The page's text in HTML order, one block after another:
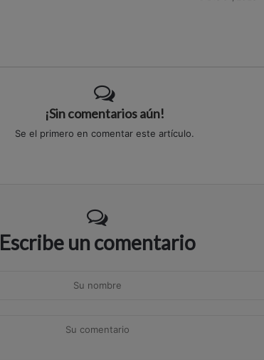
¡Sin comentarios aún!
Se el primero en comentar este artículo.
Escribe un comentario